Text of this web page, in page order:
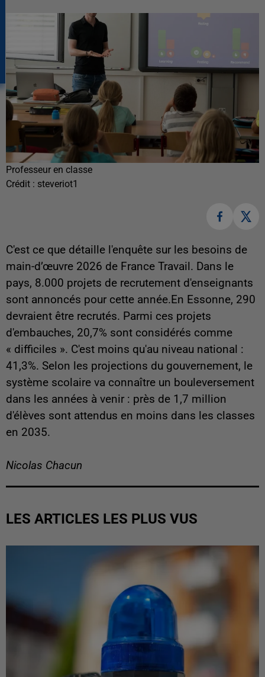
Professeur en classe
Crédit : steveriot1
C'est ce que détaille l'enquête sur les besoins de
main-d’œuvre 2026 de France Travail. Dans le
pays, 8.000 projets de recrutement d'enseignants
sont annoncés pour cette année.En Essonne, 290
devraient être recrutés. Parmi ces projets
d'embauches, 20,7% sont considérés comme
« difficiles ». C'est moins qu'au niveau national :
41,3%. Selon les projections du gouvernement, le
système scolaire va connaître un bouleversement
dans les années à venir : près de 1,7 million
d'élèves sont attendus en moins dans les classes
en 2035.
Nicolas Chacun
LES ARTICLES LES PLUS VUS